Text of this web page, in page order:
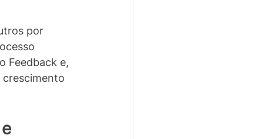
por
Feedback e,
crescimento